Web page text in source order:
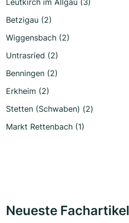
Betzigau (2)
Wiggensbach (2)
Untrasried (2)
Benningen (2)
Erkheim (2)
Stetten (Schwaben) (2)
Markt Rettenbach (1)
Neueste Fachartikel